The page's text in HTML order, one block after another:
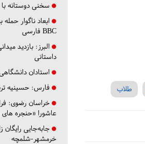
طلاب
سخنی دوستانه
ابعاد ناگوار
BBC فارسی
البرز: بازدید
داستانی
استادان
فارس: حسینیه
خراسان رضوی:
عاشورا «حنجره
جابه‌جایی رایگان
خرمشهر-شلمچه